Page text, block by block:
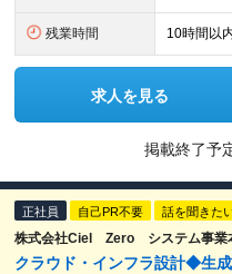
残業時間 10時間以
求人を見る
掲載終了予
正社員 自己PR不要 話を聞きた
株式会社Ciel Zero システム事業
クラウド・インフラ設計◆生